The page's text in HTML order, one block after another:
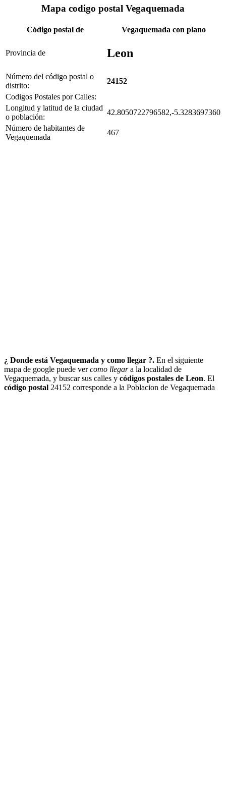
Mapa codigo postal Vegaquemada
Código postal de Vegaquemada con plano
Provincia de Leon
Número del código postal o
distrito:
24152
Codigos Postales por Calles:
Longitud y latitud de la ciudad
o población:
42.8050722796582,-5.3283697360
Número de habitantes de
Vegaquemada
467
¿ Donde está Vegaquemada y como llegar ?. En el siguiente
mapa de google puede vercomo llegara la localidad de
Vegaquemada, y buscar sus calles y códigos postales de Leon. El
código postal 24152 corresponde a la Poblacion de Vegaquemada